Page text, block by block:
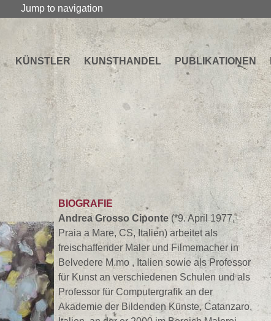
Jump to navigation
KÜNSTLER KUNSTHANDEL PUBLIKATIONEN
BIOGRAFIE
Andrea Grosso Ciponte(*9. April 1977,
Praia a Mare, CS, Italien) arbeitet als
freischaffender Maler und Filmemacher in
Belvedere M.mo , Italien sowie als Professor
für Kunst an verschiedenen Schulen und als
Professor für Computergrafik an der
Akademie der Bildenden Künste, Catanzaro,